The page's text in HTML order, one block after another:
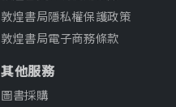
敦煌書局隱私權保護政策
敦煌書局電子商務條款
其他服務
圖書採購